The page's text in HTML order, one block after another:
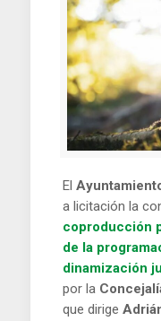
El
a licitación la
coproducción
de la
dinamización
por la
que dirige